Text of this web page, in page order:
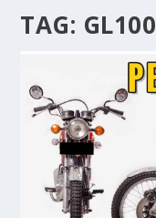
TAG: GL100